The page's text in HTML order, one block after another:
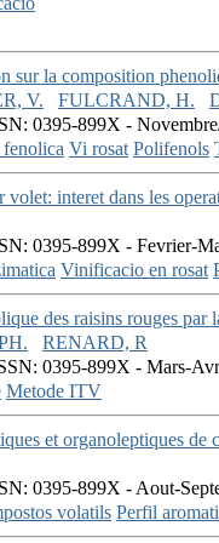
sur la composition
V.
FULCRAND, H.
0395-899X -
Vi rosat Polifenols
interet dans les
0395-899X - Fevrier-
Vinificacio en rosat
des raisins rouges par
RENARD, R
0395-899X - Mars-
Metode ITV
et organoleptiques de
0395-899X - Aout-
volatils Perfil